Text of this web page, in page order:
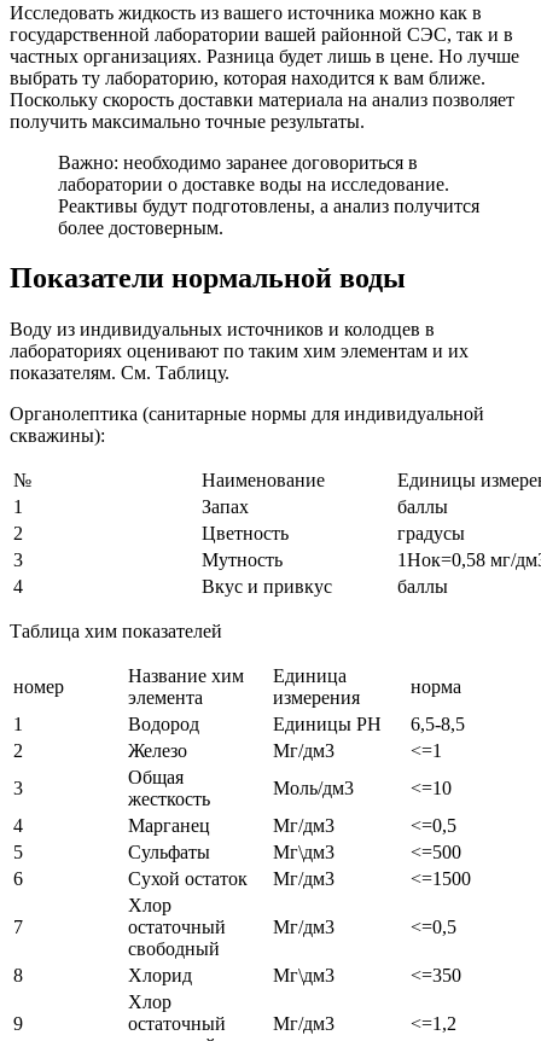
Исследовать жидкость из вашего источника можно как в
государственной лаборатории вашей районной СЭС, так и в
частных организациях. Разница будет лишь в цене. Но лучше
выбрать ту лабораторию, которая находится к вам ближе.
Поскольку скорость доставки материала на анализ позволяет
получить максимально точные результаты.
Важно: необходимо заранее договориться в
лаборатории о доставке воды на исследование.
Реактивы будут подготовлены, а анализ получится
более достоверным.
Показатели нормальной воды
Воду из индивидуальных источников и колодцев в
лабораториях оценивают по таким хим элементам и их
показателям. См. Таблицу.
Органолептика (санитарные нормы для индивидуальной
скважины):
№ Наименование
Единицы
1
Запах
баллы
2
Цветность
градусы
3
Мутность
1Нок=0,58 мг/
4
Вкус и привкус баллы
Таблица хим показателей
номер
Название хим
элемента
Единица
измерения
норма
1
Водород Единицы PH
6,5-8,5
2
Железо Мг/дм3
<=1
3
Общая
жесткость
Моль/дм3
<=10
4
Марганец Мг/дм3
<=0,5
5
Сульфаты Мг\дм3
<=500
6
Сухой остаток Мг/дм3 <=1500
7
Хлор
остаточный
свободный
Мг/дм3 <=0,5
8 Хлорид Мг\дм3 <=350
9
Хлор
остаточный
Мг/дм3 <=1,2